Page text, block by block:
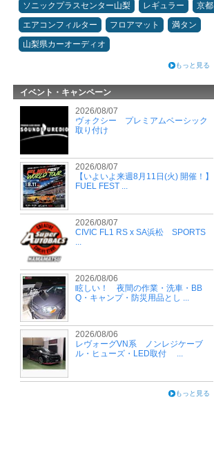
ソニックプラスセンター山梨
レギュラー
京都
エアコンフィルター
フロアマット
満タン
山梨県カーオーディオ
もっと見る
イベント・キャンペーン
2026/08/07
ヴォクシー プレミアムベーシック
取り付け
2026/08/07
【いよいよ来週8月11日(火) 開催！】
FUEL FEST ...
2026/08/07
CIVIC FL1 RS x SA浜松 SPORTS
...
2026/08/06
眩しい！ 夜間の作業・洗車・BB
Q・キャンプ・防災用品とし ...
2026/08/06
レヴォーグVN系 ノンレジケーブ
ル・ヒューズ・LED取付 ...
もっと見る